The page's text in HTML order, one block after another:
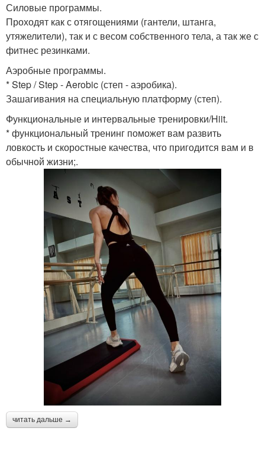
Силовые программы.
Проходят как с отягощениями (гантели, штанга,
утяжелители), так и с весом собственного тела, а так же с
фитнес резинками.
Аэробные программы.
* Step / Step - Aerobic (степ - аэробика).
Зашагивания на специальную платформу (степ).
Функциональные и интервальные тренировки/Hiit.
* функциональный тренинг поможет вам развить
ловкость и скоростные качества, что пригодится вам и в
обычной жизни;.
читать дальше →